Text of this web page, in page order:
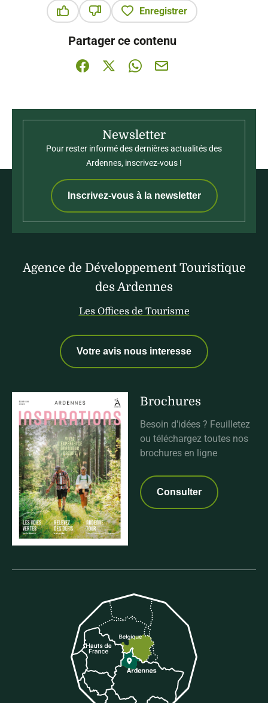
Enregistrer
Partager ce contenu
Partager sur Facebook (nouvelle fenêtre)
Partager sur X / Twitter (nouvelle
Partager sur WhatsApp
Partager par mail
Newsletter
Pour rester informé des dernières actualités des
Ardennes, inscrivez-vous !
Inscrivez-vous à la newsletter
Agence de Développement Touristique
des Ardennes
Les Offices de Tourisme
Votre avis nous interesse
Brochures
Besoin d'idées ? Feuilletez
ou téléchargez toutes nos
brochures en ligne
Consulter